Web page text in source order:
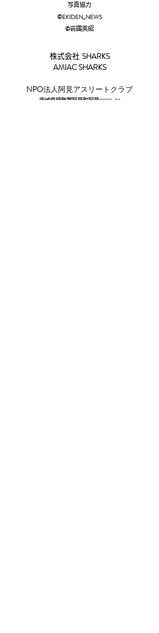
写真協力
©EKIDEN_NEWS
©︎岩國英昭
株式会社 SHARKS
AMIAC SHARKS
​NPO法人阿見アスリートクラブ
茨城県稲敷郡阿見町阿見2083-23